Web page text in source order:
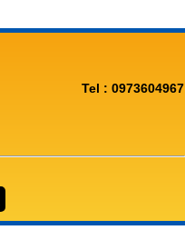
Tel : 0973604967